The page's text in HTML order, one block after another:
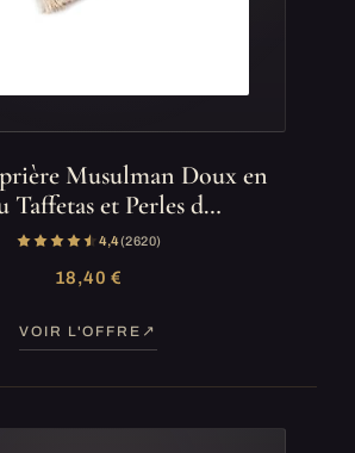
Musulman Doux en
Taffetas et Perles d…
4,4(2 620)
18,40 €
VOIR L'OFFRE